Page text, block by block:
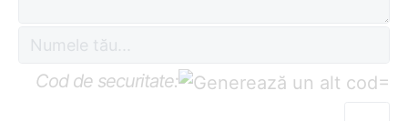
Cod de securitate: =